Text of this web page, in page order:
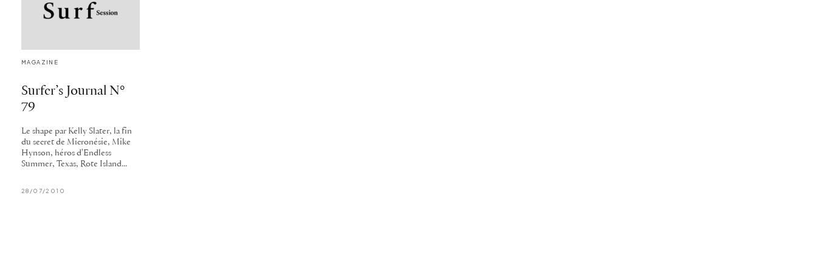
MAGAZINE
Surfer’s Journal N°
79
Le shape par Kelly Slater, la fin
du secret de Micronésie, Mike
Hynson, héros d'Endless
Summer, Texas, Rote Island...
28/07/2010